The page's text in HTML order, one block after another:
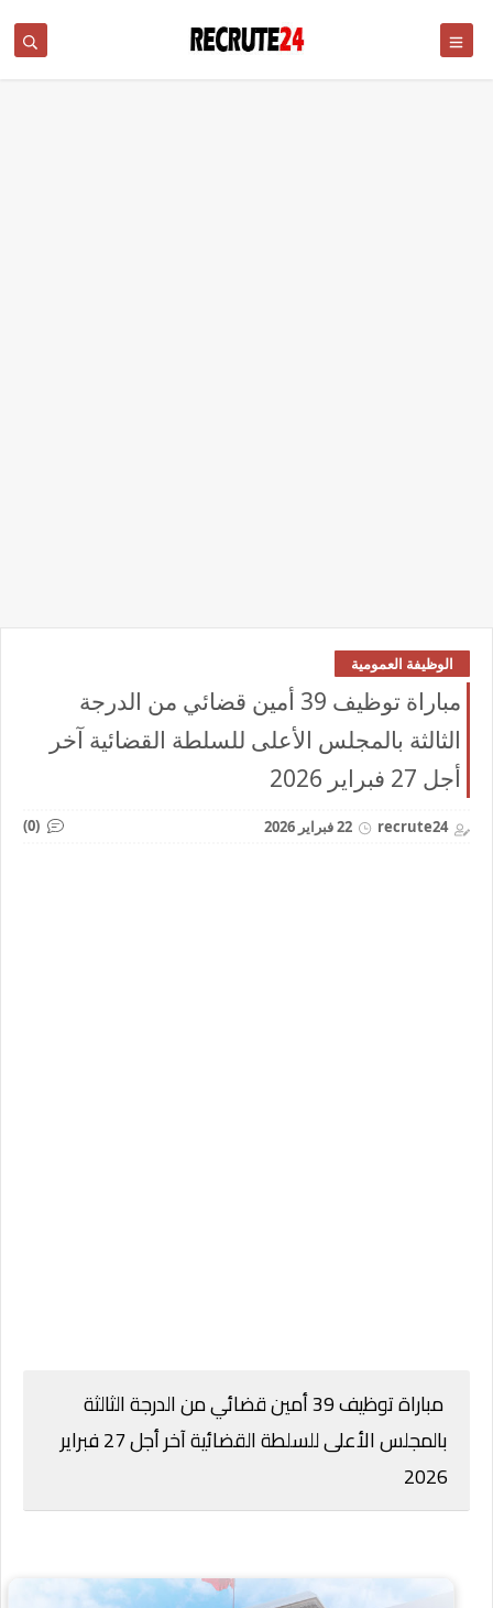
الوظيفة العمومية
مباراة توظيف 39 أمين قضائي من الدرجة
الثالثة بالمجلس الأعلى للسلطة القضائية آخر
أجل 27 فبراير 2026
recrute24 22 فبراير 2026 (0)
مباراة توظيف 39 أمين قضائي من الدرجة الثالثة
بالمجلس الأعلى للسلطة القضائية آخر أجل 27 فبراير
2026